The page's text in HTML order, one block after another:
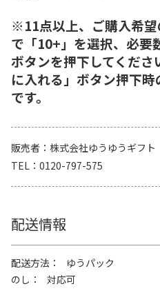
※11点以上、ご購入希
で「10+」を選択、必要
ボタンを押下してくだ
に入れる」ボタン押下
です。
販売者
株式会社ゆうゆうギフト
TEL
0120-797-575
配送情報
配送方法
ゆうパック
のし
対応可